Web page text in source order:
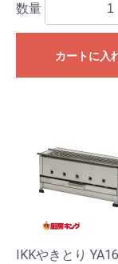
数量
カートに入
IKKやきとり YA16